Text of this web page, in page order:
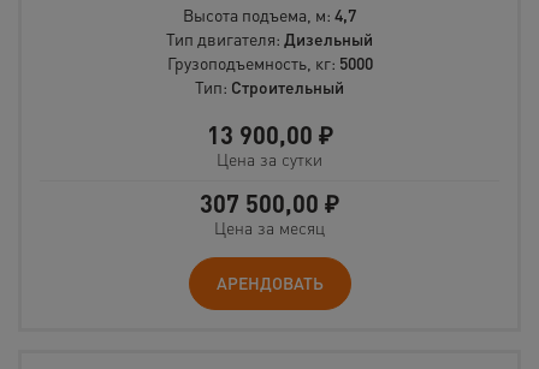
Высота подъема, м: 4,7
Тип двигателя: Дизельный
Грузоподъемность, кг: 5000
Тип: Строительный
13 900,00 ₽
Цена за сутки
307 500,00 ₽
Цена за месяц
АРЕНДОВАТЬ